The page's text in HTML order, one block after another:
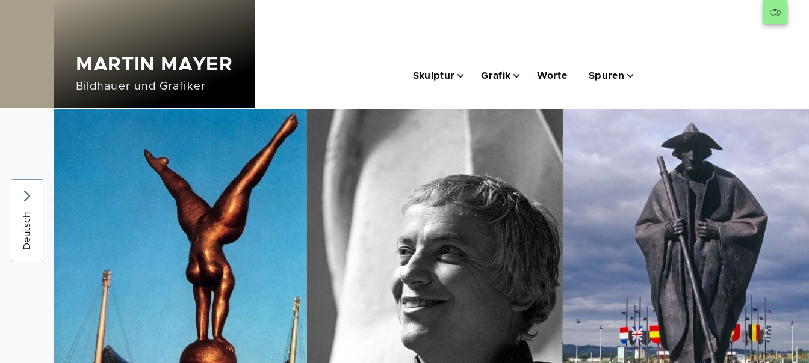
MARTIN MAYER
Bildhauer und Grafiker
Skulptur
Unternavigation von Skulptur Grafik
Unternavigation von Grafik Worte Spuren